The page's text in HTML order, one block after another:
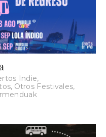
Indie,
, Otros Festivales,